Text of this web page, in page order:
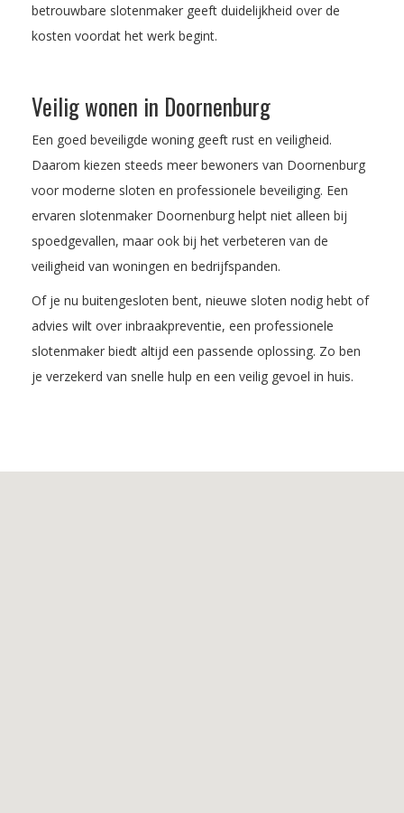
betrouwbare slotenmaker geeft duidelijkheid over de
kosten voordat het werk begint.
Veilig wonen in Doornenburg
Een goed beveiligde woning geeft rust en veiligheid.
Daarom kiezen steeds meer bewoners van Doornenburg
voor moderne sloten en professionele beveiliging. Een
ervaren slotenmaker Doornenburg helpt niet alleen bij
spoedgevallen, maar ook bij het verbeteren van de
veiligheid van woningen en bedrijfspanden.
Of je nu buitengesloten bent, nieuwe sloten nodig hebt of
advies wilt over inbraakpreventie, een professionele
slotenmaker biedt altijd een passende oplossing. Zo ben
je verzekerd van snelle hulp en een veilig gevoel in huis.